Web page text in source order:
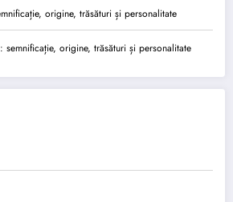
origine, trăsături și personalitate
semnificație, origine, trăsături și personalitate